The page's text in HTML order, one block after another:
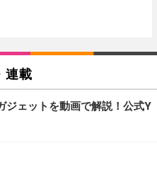
連載
ジェットを動画で解説！公式Y